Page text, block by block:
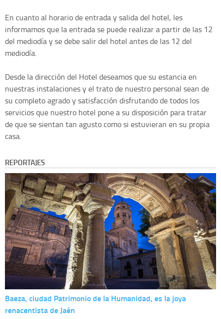
En cuanto al horario de entrada y salida del hotel, les
informamos que la entrada se puede realizar a partir de las 12
del mediodía y se debe salir del hotel antes de las 12 del
mediodía.
Desde la dirección del Hotel deseamos que su estancia en
nuestras instalaciones y el trato de nuestro personal sean de
su completo agrado y satisfacción disfrutando de todos los
servicios que nuestro hotel pone a su disposición para tratar
de que se sientan tan agusto como si estuvieran en su propia
casa.
REPORTAJES
Baeza, ciudad Patrimonio de la Humanidad, es la joya
renacentista de Jaén